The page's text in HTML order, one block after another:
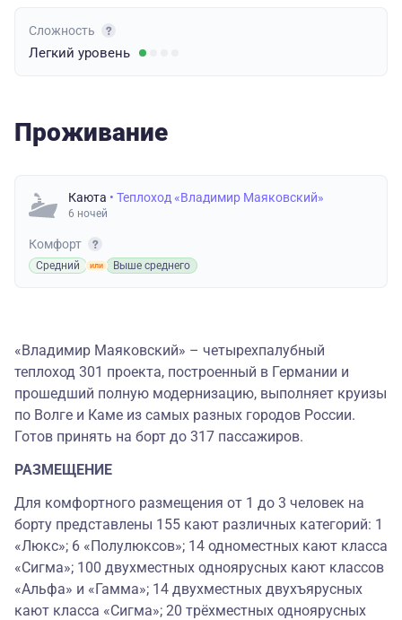
Сложность
Легкий уровень
Проживание
Каюта • Теплоход «Владимир Маяковский»
6 ночей
Комфорт
Средний Выше среднего
«Владимир Маяковский» – четырехпалубный
теплоход 301 проекта, построенный в Германии и
прошедший полную модернизацию, выполняет круизы
по Волге и Каме из самых разных городов России.
Готов принять на борт до 317 пассажиров.
РАЗМЕЩЕНИЕ
Для комфортного размещения от 1 до 3 человек на
борту представлены 155 кают различных категорий: 1
«Люкс»; 6 «Полулюксов»; 14 одноместных кают класса
«Сигма»; 100 двухместных одноярусных кают классов
«Альфа» и «Гамма»; 14 двухместных двухъярусных
кают класса «Сигма»; 20 трёхместных одноярусных